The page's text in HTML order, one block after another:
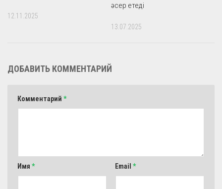
12.11.2025
әсер етеді
13.07.2025
ДОБАВИТЬ КОММЕНТАРИЙ
Комментарий *
Имя * Email *